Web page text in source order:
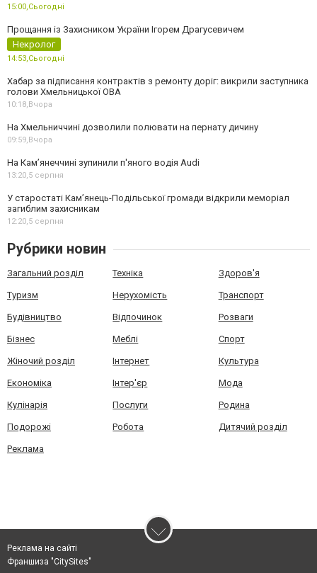
15:00,Сьогодні
Прощання із Захисником України Ігорем Драгусевичем
Некролог
14:53,Сьогодні
Хабар за підписання контрактів з ремонту доріг: викрили заступника
голови Хмельницької ОВА
10:18,Вчора
На Хмельниччині дозволили полювати на пернату дичину
09:59,Вчора
На Камʼянеччині зупинили п'яного водія Audi
13:20,5 серпня
У старостаті Кам’янець-Подільської громади відкрили меморіал
загиблим захисникам
12:20,5 серпня
Рубрики новин
Загальний розділ Техніка Здоров'я
Туризм Нерухомість Транспорт
Будівництво Відпочинок Розваги
Бізнес Меблі Спорт
Жіночий розділ Інтернет Культура
Економіка Інтер'єр Мода
Кулінарія Послуги Родина
Подорожі Робота Дитячий розділ
Реклама
Реклама на сайті
Франшиза "CitySites"